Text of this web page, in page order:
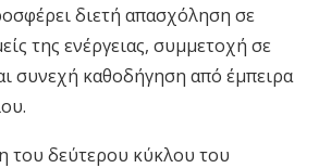
διετή απασχόληση σε
της ενέργειας, συμμετοχή σε
συνεχή καθοδήγηση από έμπειρα
του δεύτερου κύκλου του